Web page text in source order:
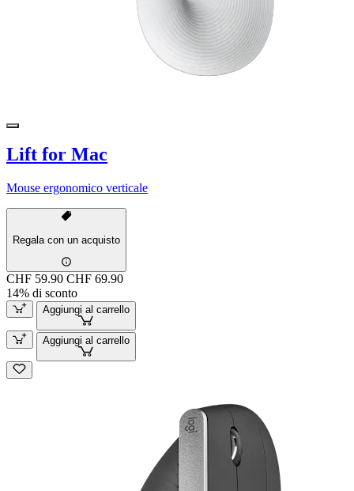
Lift for Mac
Mouse ergonomico verticale
Regala con un acquisto
CHF 59.90 CHF 69.90
14% di sconto
Aggiungi al carrello
Aggiungi al carrello